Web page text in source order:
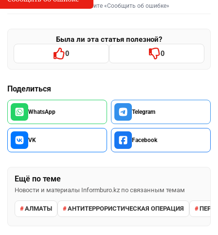
Выделите фрагмент и нажмите «Сообщить об ошибке»
Была ли эта статья полезной?
0 0
Поделиться
WhatsApp Telegram
VK Facebook
Ещё по теме
Новости и материалы Informburo.kz по связанным темам
АЛМАТЫ АНТИТЕРРОРИСТИЧЕСКАЯ ОПЕРАЦИЯ